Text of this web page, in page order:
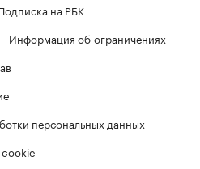
на РБК
Информация об ограничениях
персональных данных